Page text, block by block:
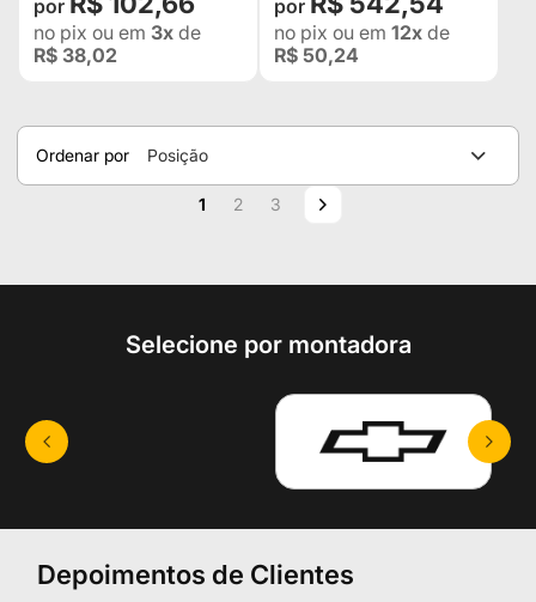
no pix ou em 3x de
R$ 38,02
no pix ou em 12x de
R$ 50,24
Ordenar por
Posição
Página
Você esta lendo a pagina
1 Página
2 Página
3 Página
Próximo
Selecione por montadora
Depoimentos de Clientes